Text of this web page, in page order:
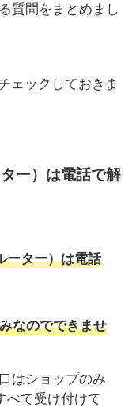
質問をまとめまし
ェックしておきま
ー）は電話で解
ーター）は電話
なのでできませ
はショップのみ
べて受け付けて